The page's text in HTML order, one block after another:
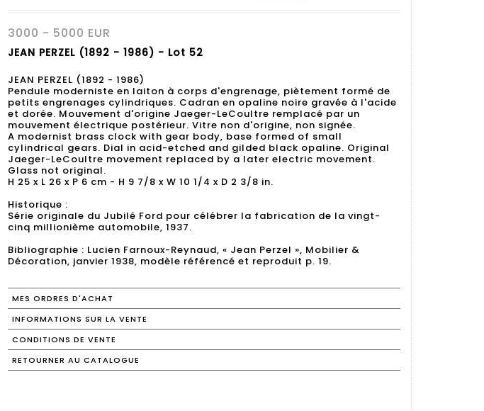
3000 - 5000 EUR
JEAN PERZEL (1892 - 1986) - Lot 52
JEAN PERZEL (1892 - 1986)
Pendule moderniste en laiton à corps d'engrenage, piètement formé de
petits engrenages cylindriques. Cadran en opaline noire gravée à l'acide
et dorée. Mouvement d'origine Jaeger-LeCoultre remplacé par un
mouvement électrique postérieur. Vitre non d'origine, non signée.
A modernist brass clock with gear body, base formed of small
cylindrical gears. Dial in acid-etched and gilded black opaline. Original
Jaeger-LeCoultre movement replaced by a later electric movement.
Glass not original.
H 25 x L 26 x P 6 cm - H 9 7/8 x W 10 1/4 x D 2 3/8 in.
Historique :
Série originale du Jubilé Ford pour célébrer la fabrication de la vingt-
cinq millionième automobile, 1937.
Bibliographie : Lucien Farnoux-Reynaud, « Jean Perzel », Mobilier &
MES ORDRES D'ACHAT
INFORMATIONS SUR LA VENTE
CONDITIONS DE VENTE
RETOURNER AU CATALOGUE